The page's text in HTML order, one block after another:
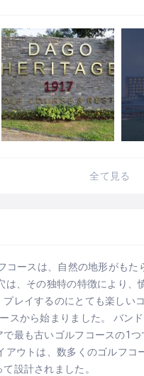
全て見る
コースは、自然の地形がも
は、その独特の特徴により
レイするのにとても楽しい
スから始まりました。 バン
最も古いゴルフコースの1
アウトは、数多くのゴルフ
設計されました。